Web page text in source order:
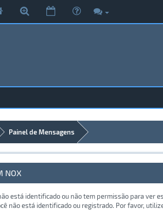
Painel de Mensagens
NOX
está identificado ou não tem permissão para ver
não está identificado ou registrado. Por favor,